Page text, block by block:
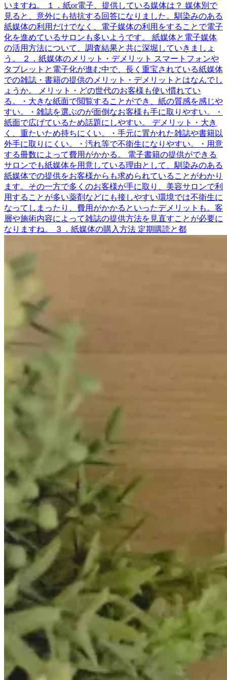
いますね。 １．紙or電子、提供している媒体は？ 媒体別で
見ると、意外にも拮抗する回答になりました。馴染みのある
紙媒体の利用だけでなく、電子媒体の利用をすることで電子
化を進めているサロンも多いようです。 紙媒体と電子媒体
の活用方法について、調査結果と共に深堀していきましょ
う。 ２．紙媒体のメリット・デメリット スマートフォンや
タブレットと電子化が進む中で、長く重宝されている紙媒体
での雑誌・書籍の提供のメリット・デメリットとはなんでし
ょうか。 メリット・どの世代のお客様も使い慣れてい
る。・大きな紙面で閲覧することができ、紙の質感を感じや
すい。・雑誌を選ぶのが面倒なお客様も手に取りやすい。・
紙面で広げているため話題にしやすい。 デメリット・大き
く、重たいため持ちにくい。・手元に置かれた雑誌や書籍以
外手に取りにくい。・汚れ等で不衛生になりやすい。・用意
する冊数によって費用がかかる。 電子書籍の提供ができる
サロンでも紙媒体を用意している理由として、馴染みのある
紙媒体での提供をお客様からも求められていることがわかり
ます。その一方で多くのお客様が手に取り、美容サロンで利
用することが多い薬剤などにも接しやすい環境では不衛生に
なってしまったり、費用がかかるといったデメリットも。客
層や施術内容によって雑誌の提供方法を見直すことが必要に
なりますね。 ３．紙媒体の購入方法 定期購読と都